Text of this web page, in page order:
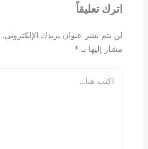
o
n
اترك تعليقاً
لن يتم نشر عنوان بريدك الإلكتروني.
مشار إليها بـ *
هنا...